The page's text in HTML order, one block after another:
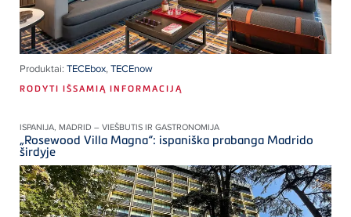
Produktai: TECEbox,TECEnow
RODYTI IŠSAMIĄ INFORMACIJĄ
ISPANIJA, MADRID – VIEŠBUTIS IR GASTRONOMIJA
„Rosewood Villa Magna“: ispaniška prabanga Madrido
širdyje